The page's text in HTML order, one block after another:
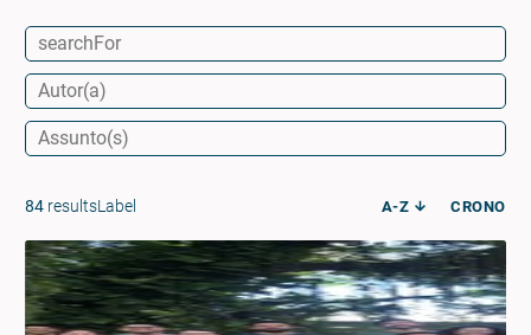
84 resultsLabel A-Z CRONO